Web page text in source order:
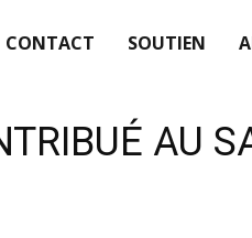
CONTACT SOUTIEN
AU